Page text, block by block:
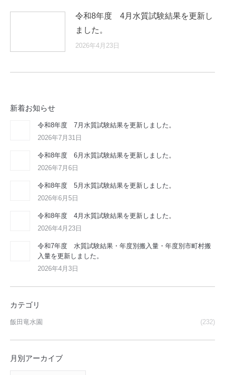
令和8年度 4月水質試験結果を更新し
ました。
2026年4月23日
新着お知らせ
令和8年度 7月水質試験結果を更新しました。
2026年7月31日
令和8年度 6月水質試験結果を更新しました。
2026年7月6日
令和8年度 5月水質試験結果を更新しました。
2026年6月5日
令和8年度 4月水質試験結果を更新しました。
2026年4月23日
令和7年度 水質試験結果・年度別搬入量・年度別市町村搬
入量を更新しました。
2026年4月3日
カテゴリ
飯田竜水園 (232)
月別アーカイブ